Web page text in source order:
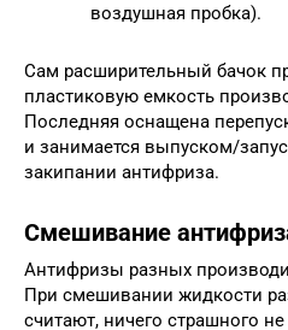
воздушная пробка).
Сам расширительный бачок
пластиковую емкость
Последняя оснащена
и занимается выпуском/
закипании антифриза.
Смешивание
Антифризы разных
При смешивании жидкости
считают, ничего страшного